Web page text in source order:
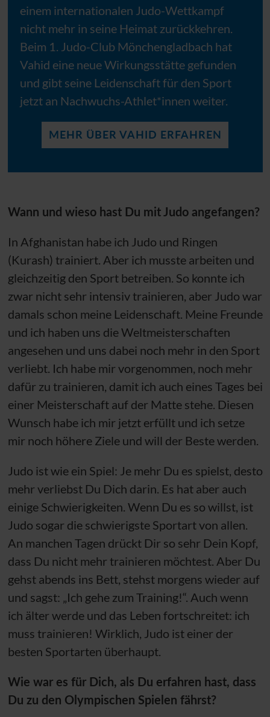
einem internationalen Judo-Wettkampf
nicht mehr in seine Heimat zurückkehren.
Beim 1. Judo-Club Mönchengladbach hat
Vahid eine neue Wirkungsstätte gefunden
und gibt seine Leidenschaft für den Sport
jetzt an Nachwuchs-Athlet*innen weiter.
MEHR ÜBER VAHID ERFAHREN
Wann und wieso hast Du mit Judo angefangen?
In Afghanistan habe ich Judo und Ringen
(Kurash) trainiert. Aber ich musste arbeiten und
gleichzeitig den Sport betreiben. So konnte ich
zwar nicht sehr intensiv trainieren, aber Judo war
damals schon meine Leidenschaft. Meine Freunde
und ich haben uns die Weltmeisterschaften
angesehen und uns dabei noch mehr in den Sport
verliebt. Ich habe mir vorgenommen, noch mehr
dafür zu trainieren, damit ich auch eines Tages bei
einer Meisterschaft auf der Matte stehe. Diesen
Wunsch habe ich mir jetzt erfüllt und ich setze
mir noch höhere Ziele und will der Beste werden.
Judo ist wie ein Spiel: Je mehr Du es spielst, desto
mehr verliebst Du Dich darin. Es hat aber auch
einige Schwierigkeiten. Wenn Du es so willst, ist
Judo sogar die schwierigste Sportart von allen.
An manchen Tagen drückt Dir so sehr Dein Kopf,
dass Du nicht mehr trainieren möchtest. Aber Du
gehst abends ins Bett, stehst morgens wieder auf
und sagst: „Ich gehe zum Training!“. Auch wenn
ich älter werde und das Leben fortschreitet: ich
muss trainieren! Wirklich, Judo ist einer der
besten Sportarten überhaupt.
Wie war es für Dich, als Du erfahren hast, dass
Du zu den Olympischen Spielen fährst?